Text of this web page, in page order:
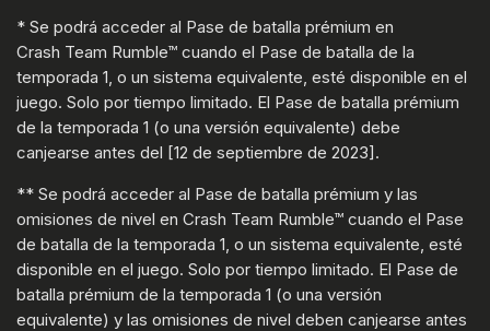
* Se podrá acceder al Pase de batalla prémium en
Crash Team Rumble™ cuando el Pase de batalla de la
temporada 1, o un sistema equivalente, esté disponible en el
juego. Solo por tiempo limitado. El Pase de batalla prémium
de la temporada 1 (o una versión equivalente) debe
canjearse antes del [12 de septiembre de 2023].
** Se podrá acceder al Pase de batalla prémium y las
omisiones de nivel en Crash Team Rumble™ cuando el Pase
de batalla de la temporada 1, o un sistema equivalente, esté
disponible en el juego. Solo por tiempo limitado. El Pase de
batalla prémium de la temporada 1 (o una versión
equivalente) y las omisiones de nivel deben canjearse antes